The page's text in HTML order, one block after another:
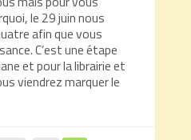
le 29 juin nous
afin que vous
C’est une étape
et pour la librairie et
viendrez marquer le